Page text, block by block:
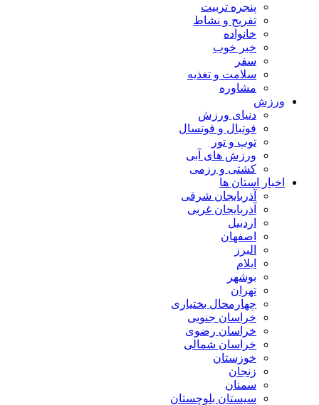
پنجره تربیت
تفریح و نشاط
خانواده
خبر خوب
سفر
سلامت و تغذیه
مشاوره
ورزش
دنیای ورزش
فوتبال و فوتسال
توپ و تور
ورزش های آبی
کشتی و رزمی
اخبار استان ها
آذربایجان شرقی
آذربایجان غربی
اردبیل
اصفهان
البرز
ایلام
بوشهر
تهران
چهارمحال بختیاری
خراسان جنوبی
خراسان رضوی
خراسان شمالی
خوزستان
زنجان
سمنان
سیستان بلوچستان